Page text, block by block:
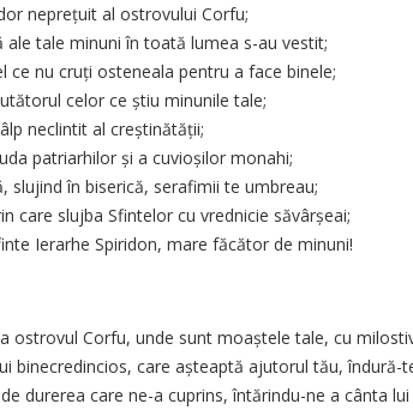
neprețuit al ostrovului Corfu;
ale tale minuni în toată lumea s-au vestit;
ce nu cruți osteneala pentru a face binele;
celor ce știu minunile tale;
neclintit al creștinătății;
patriarhilor și a cuvioșilor monahi;
slujind în biserică, serafimii te umbreau;
care slujba Sfintelor cu vrednicie săvârșeai;
Ierarhe Spiridon, mare făcător de minuni!
ostrovul Corfu, unde sunt moaștele tale, cu
binecredincios, care așteaptă ajutorul tău,
durerea care ne-a cuprins, întărindu-ne a cânta